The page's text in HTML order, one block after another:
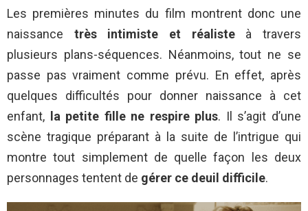
Les premières minutes du film montrent donc une
naissance très intimiste et réaliste à travers
plusieurs plans-séquences. Néanmoins, tout ne se
passe pas vraiment comme prévu. En effet, après
quelques difficultés pour donner naissance à cet
enfant,
la petite fille ne respire plus. Il s’agit d’une
scène tragique préparant à la suite de l’intrigue qui
montre tout simplement de quelle façon les deux
personnages tentent de gérer ce deuil difficile.